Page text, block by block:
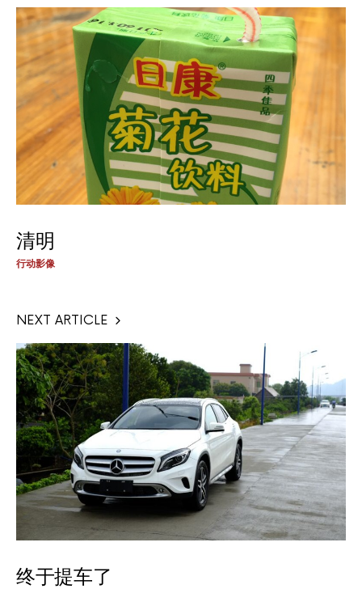
清明
行动影像
NEXT ARTICLE
终于提车了